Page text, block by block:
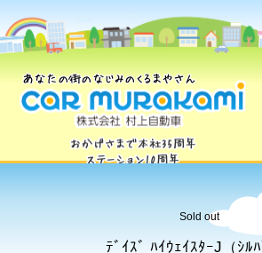
Sold out
ﾃﾞｲｽﾞ ﾊｲｳｪｲｽﾀｰJ（ｼﾙﾊ